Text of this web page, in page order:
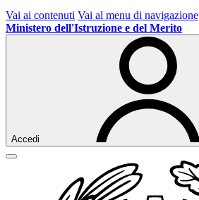
Vai ai contenuti Vai al menu di navigazione
Ministero dell'Istruzione e del Merito
Accedi